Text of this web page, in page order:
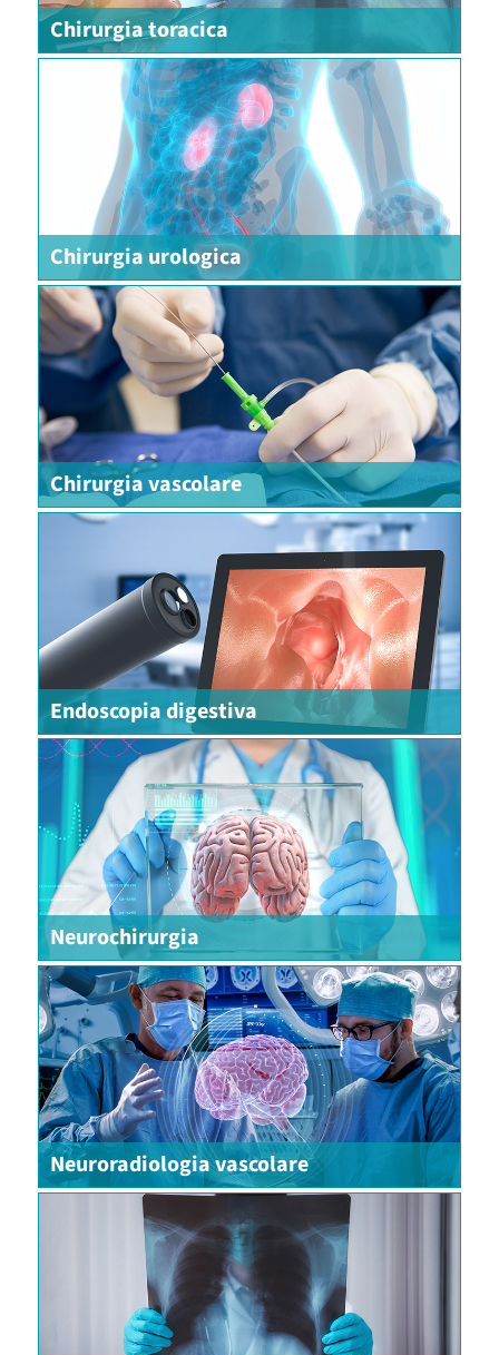
Chirurgia toracica
Chirurgia urologica
Chirurgia vascolare
Endoscopia digestiva
Neurochirurgia
Neuroradiologia vascolare